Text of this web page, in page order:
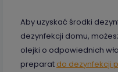
Aby uzyskać środki
dezynfekcji domu,
olejki o odpowiednich
preparat do dezynfekcji